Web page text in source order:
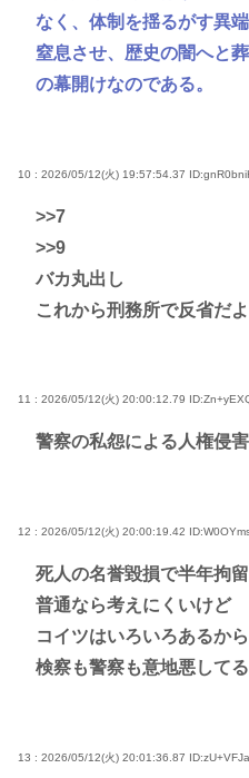
なく、体制を揺るがす異
窒息させ、歴史の闇へと
の幕開けなのである。
10 : 2026/05/12(火) 19:57:54.37
>>7
>>9
バカ丸出し
これから刑務所で反省だよ
11 : 2026/05/12(火) 20:00:12.79
警察の私怨による人権侵
12 : 2026/05/12(火) 20:00:19.42
死人の名誉毀損で半年拘
普通なら考えにくいけど
コイツはいろいろあるから
検察も警察も意地悪して
13 : 2026/05/12(火) 20:01:36.87